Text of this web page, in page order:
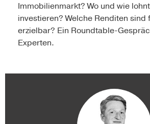
Immobilienmarkt? Wo und wie
investieren? Welche Renditen sind
erzielbar? Ein Roundtable-
Experten.